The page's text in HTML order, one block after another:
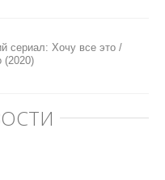
сериал: Хочу все это /
(2020)